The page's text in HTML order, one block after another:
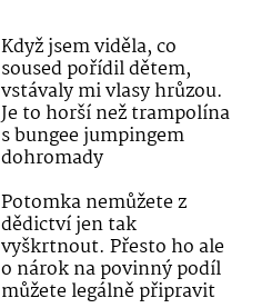
Když jsem viděla, co
soused pořídil dětem,
vstávaly mi vlasy hrůzou.
Je to horší než trampolína
s bungee jumpingem
dohromady
Potomka nemůžete z
dědictví jen tak
vyškrtnout. Přesto ho ale
o nárok na povinný podíl
můžete legálně připravit